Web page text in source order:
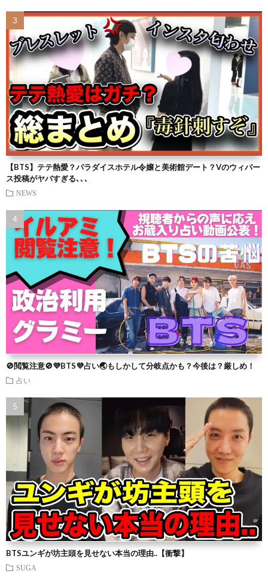
【BTS】テテ熱愛？パラダイスホテル令嬢と美術館デート？Vのウィバー
ス投稿がヤバすぎる､､､
NEWS
🚫閲覧注意🚫💜BTS💜占い🌏もしかして分岐点かも？今後は？厳しめ！
占い
BTSユンギが坊主頭を見せない本当の理由..【衝撃】
SUGA